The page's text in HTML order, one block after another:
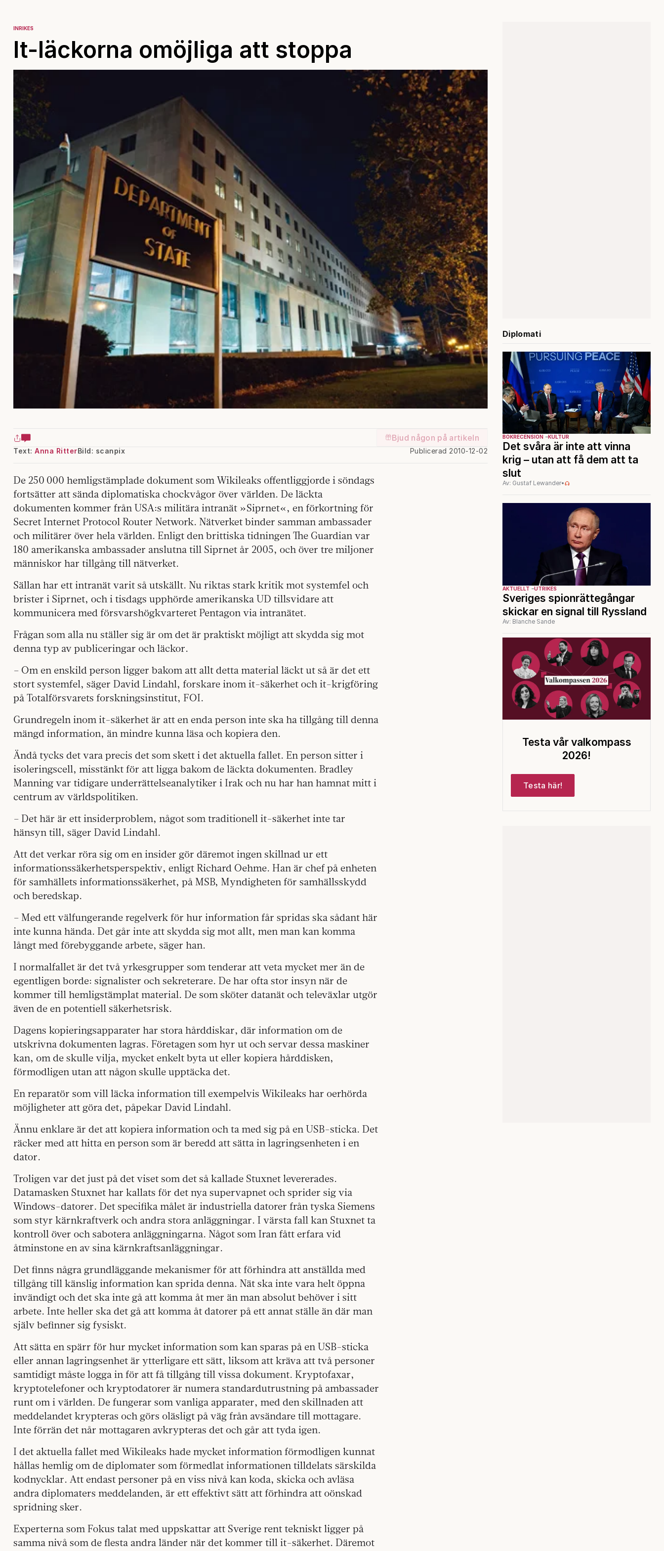
INRIKES
It-läckorna omöjliga att stoppa
Bjud någon på artikeln
Text: Anna Ritter Publicerad 2010-12-02
Bild: scanpix
De 250 000 hemligstämplade dokument som Wikileaks offentliggjorde i söndags
fortsätter att sända diplomatiska chockvågor över världen. De läckta
dokumenten kommer från USA:s militära intranät »Siprnet«, en förkortning för
Secret Internet Protocol Router Network. Nätverket binder samman ambassader
och militärer över hela världen. Enligt den brittiska tidningen The Guardian var
180 amerikanska ambassader anslutna till Siprnet år 2005, och över tre miljoner
människor har tillgång till nätverket.
Sällan har ett intranät varit så utskällt. Nu riktas stark kritik mot systemfel och
brister i Siprnet, och i tisdags upphörde amerikanska UD tillsvidare att
kommunicera med försvarshögkvarteret Pentagon via intranätet.
Frågan som alla nu ställer sig är om det är praktiskt möjligt att skydda sig mot
denna typ av publiceringar och läckor.
– Om en enskild person ligger bakom att allt detta material läckt ut så är det ett
stort systemfel, säger David Lindahl, forskare inom it-säkerhet och it-krigföring
på Totalförsvarets forskningsinstitut, FOI.
Grundregeln inom it-säkerhet är att en enda person inte ska ha tillgång till denna
mängd information, än mindre kunna läsa och kopiera den.
Ändå tycks det vara precis det som skett i det aktuella fallet. En person sitter i
isoleringscell, misstänkt för att ligga bakom de läckta dokumenten. Bradley
Manning var tidigare underrättelseanalytiker i Irak och nu har han hamnat mitt i
centrum av världspolitiken.
– Det här är ett insiderproblem, något som traditionell it-säkerhet inte tar
hänsyn till, säger David Lindahl.
Att det verkar röra sig om en insider gör däremot ingen skillnad ur ett
informationssäkerhetsperspektiv, enligt Richard Oehme. Han är chef på enheten
för samhällets informationssäkerhet, på MSB, Myndigheten för samhällsskydd
och beredskap.
– Med ett välfungerande regelverk för hur information får spridas ska sådant här
inte kunna hända. Det går inte att skydda sig mot allt, men man kan komma
långt med förebyggande arbete, säger han.
I normalfallet är det två yrkesgrupper som tenderar att veta mycket mer än de
egentligen borde: signalister och sekreterare. De har ofta stor insyn när de
kommer till hemligstämplat material. De som sköter datanät och televäxlar utgör
även de en potentiell säkerhetsrisk.
Dagens kopieringsapparater har stora hårddiskar, där information om de
utskrivna dokumenten lagras. Företagen som hyr ut och servar dessa maskiner
kan, om de skulle vilja, mycket enkelt byta ut eller kopiera hårddisken,
förmodligen utan att någon skulle upptäcka det.
En reparatör som vill läcka information till exempelvis Wikileaks har oerhörda
möjligheter att göra det, påpekar David Lindahl.
Ännu enklare är det att kopiera information och ta med sig på en USB-sticka. Det
räcker med att hitta en person som är beredd att sätta in lagringsenheten i en
dator.
Troligen var det just på det viset som det så kallade Stuxnet levererades.
Datamasken Stuxnet har kallats för det nya supervapnet och sprider sig via
Windows-datorer. Det specifika målet är industriella datorer från tyska Siemens
som styr kärnkraftverk och andra stora anläggningar. I värsta fall kan Stuxnet ta
kontroll över och sabotera anläggningarna. Något som Iran fått erfara vid
åtminstone en av sina kärnkraftsanläggningar.
Det finns några grundläggande mekanismer för att förhindra att anställda med
tillgång till känslig information kan sprida denna. Nät ska inte vara helt öppna
invändigt och det ska inte gå att komma åt mer än man absolut behöver i sitt
arbete. Inte heller ska det gå att komma åt datorer på ett annat ställe än där man
själv befinner sig fysiskt.
Att sätta en spärr för hur mycket information som kan sparas på en USB-sticka
eller annan lagringsenhet är ytterligare ett sätt, liksom att kräva att två personer
samtidigt måste logga in för att få tillgång till vissa dokument. Kryptofaxar,
kryptotelefoner och kryptodatorer är numera standardutrustning på ambassader
runt om i världen. De fungerar som vanliga apparater, med den skillnaden att
meddelandet krypteras och görs oläsligt på väg från avsändare till mottagare.
Inte förrän det når mottagaren avkrypteras det och går att tyda igen.
I det aktuella fallet med Wikileaks hade mycket information förmodligen kunnat
hållas hemlig om de diplomater som förmedlat informationen tilldelats särskilda
kodnycklar. Att endast personer på en viss nivå kan koda, skicka och avläsa
andra diplomaters meddelanden, är ett effektivt sätt att förhindra att oönskad
spridning sker.
Experterna som Fokus talat med uppskattar att Sverige rent tekniskt ligger på
samma nivå som de flesta andra länder när det kommer till it-säkerhet. Däremot
Diplomati
BOKRECENSION KULTUR
Det svåra är inte att vinna
krig – utan att få dem att ta
slut
Av: Gustaf Lewander•
AKTUELLT UTRIKES
Sveriges spionrättegångar
skickar en signal till Ryssland
Av: Blanche Sande
Testa vår valkompass
2026!
Testa här!